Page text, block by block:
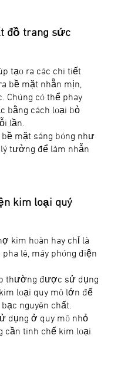
đồ trang sức
tạo ra các chi tiết
bề mặt nhẵn mịn,
Chúng có thể phay
bằng cách loại bỏ
lần.
mặt sáng bóng như
tưởng để làm nhẫn
kim loại quý
kim hoàn hay chỉ là
lê, máy phóng điện
thường được sử dụng
loại quy mô lớn để
nguyên chất.
dụng ở quy mô nhỏ
cần tinh chế kim loại